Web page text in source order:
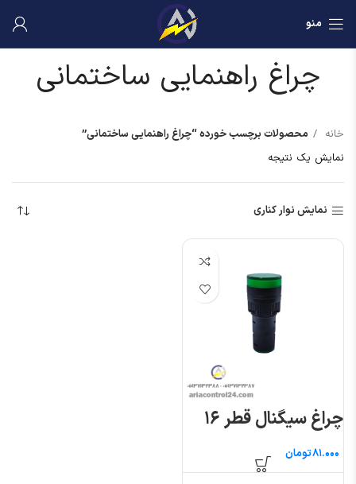
منو
چراغ راهنمایی ساختمانی
خانه
محصولات برچسب خورده “چراغ راهنمایی ساختمانی”
نمایش یک نتیجه
نمایش نوار کناری
چراغ سیگنال قطر ۱۶
تومان